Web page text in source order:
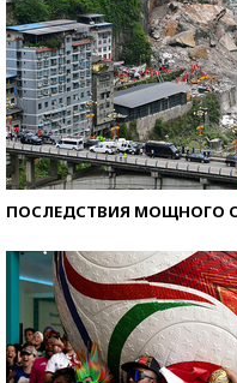
ПОСЛЕДСТВИЯ МОЩНОГО